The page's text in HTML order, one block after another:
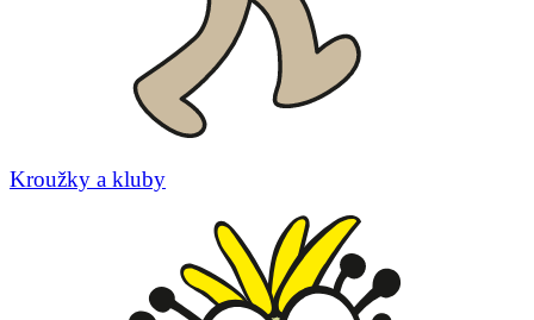
Kroužky a kluby